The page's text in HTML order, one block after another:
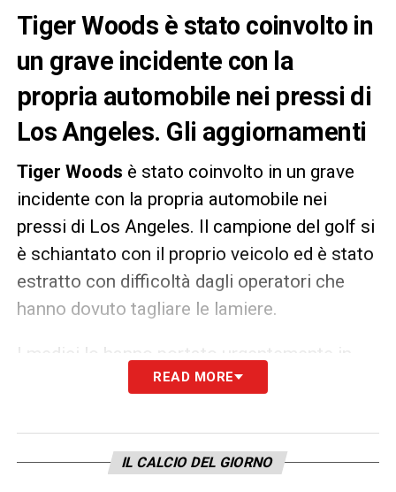
Tiger Woods è stato coinvolto in
un grave incidente con la
propria automobile nei pressi di
Los Angeles. Gli aggiornamenti
Tiger Woods è stato coinvolto in un grave
incidente con la propria automobile nei
pressi di Los Angeles. Il campione del golf si
è schiantato con il proprio veicolo ed è stato
estratto con difficoltà dagli operatori che
hanno dovuto tagliare le lamiere.
I medici lo hanno portato urgentemente in
ospedale dove è stato ricoverato.
salaoperatoriain condizioni gravi, ma
stabili, con numerose ferite alle gambe.
READ MORE
IL CALCIO DEL GIORNO